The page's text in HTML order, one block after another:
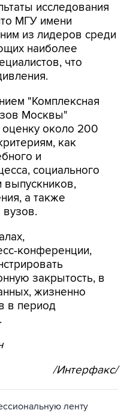
исследования
МГУ имени
из лидеров среди
наиболее
что
"Комплексная
Москвы"
около 200
как
и
социального
выпускников,
а также
вузов.
конференции,
закрытость, в
жизненно
в период
/Интерфакс/
ленту